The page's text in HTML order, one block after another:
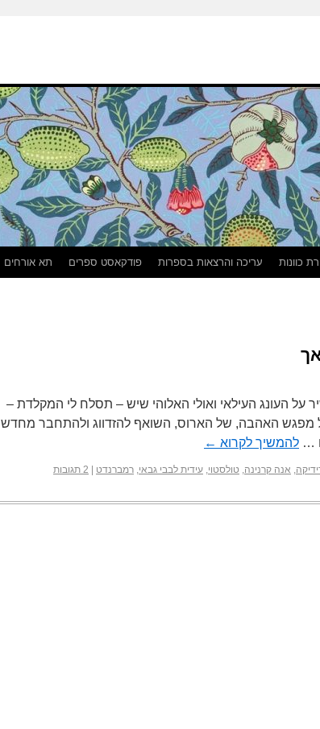
כוונות עריכה והרצאות בספרות פודקאסט ספרים תא אורחים
על העונג העילאי ואולי האלוהי שיש – תסלח לי המקלדת –
מפגש האהבה, של הארוס, השואף להזדווג ולהתחבר מחדש
… להמשיך לקרוא ←
, אנה קרנינה, טולסטוי, עידית לבבי גבאי, רמברנדט 2 תגובות